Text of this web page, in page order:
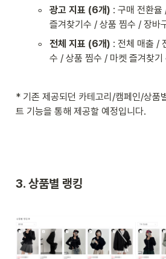
◦ 광고 지표 (6개) : 구매 전환
즐겨찾기수 / 상품 찜수 / 장바
◦ 전체 지표 (6개) : 전체 매출 /
수 / 상품 찜수 / 마켓 즐겨찾
* 기존 제공되던 카테고리/캠페인/상품
트 기능을 통해 제공할 예정입니다.
3. 상품별 랭킹